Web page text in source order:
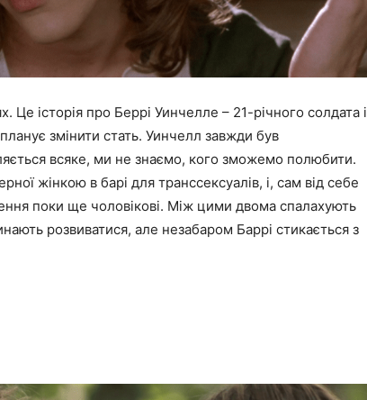
Це історія про Беррі Уинчелле – 21-річного солдата і
змінити стать. Уинчелл завжди був
всяке, ми не знаємо, кого зможемо полюбити.
жінкою в барі для транссексуалів, і, сам від себе
поки ще чоловікові. Між цими двома спалахують
розвиватися, але незабаром Баррі стикається з